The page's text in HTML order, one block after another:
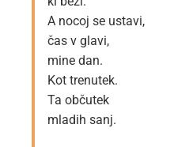
A nocoj se ustavi,
čas v glavi,
mine dan.
Kot trenutek.
Ta občutek
mladih sanj.